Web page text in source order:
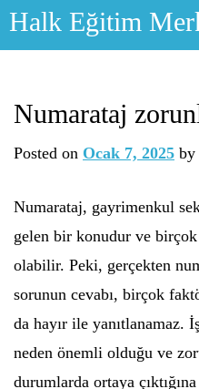
Skip
Halk Eğitim
Numarataj
Posted on Ocak 7, 2025 by
Numarataj, gayrimenkul
gelen bir konudur ve birçok
olabilir. Peki, gerçekten
sorunun cevabı, birçok
da hayır ile yanıtlanamaz.
neden önemli olduğu ve
durumlarda ortaya